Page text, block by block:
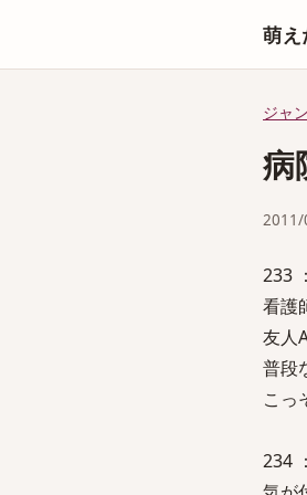
萌え
ジャ
病
2011/
233
看護
友人
普段
こっ
234